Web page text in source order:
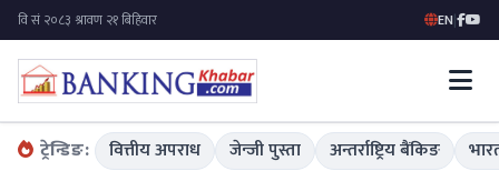
EN|
ट्रेन्डिङ: वित्तीय अपराध जेन्जी पुस्ता अन्तर्राष्ट्रिय बैंकिङ